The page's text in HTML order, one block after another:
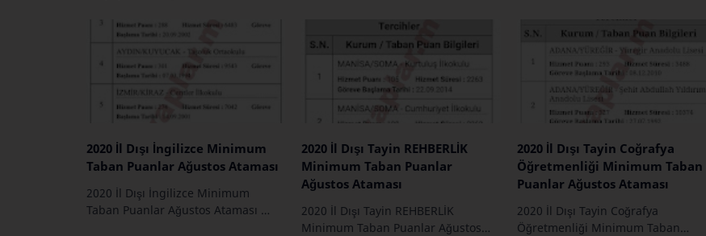
2020 İl Dışı İngilizce Minimum
Taban Puanlar Ağustos Ataması
2020 İl Dışı İngilizce Minimum
Taban Puanlar Ağustos Ataması …
2020 İl Dışı Tayin REHBERLİK
Minimum Taban Puanlar
Ağustos Ataması
2020 İl Dışı Tayin REHBERLİK
Minimum Taban Puanlar Ağustos
2020 İl Dışı Tayin Coğrafya
Öğretmenliği Minimum Taban
Puanlar Ağustos Ataması
2020 İl Dışı Tayin Coğrafya
Öğretmenliği Minimum Taban